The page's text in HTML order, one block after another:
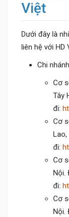
Việt
Dưới đây là
liên hệ với HD
Chi
Cơ
Tây
đi:
Cơ
Lao,
đi:
Cơ
Nội.
đi:
Cơ
Nội.